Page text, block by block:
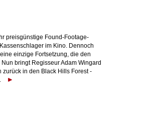
preisgünstige Found-Footage-
im Kino. Dennoch
einzige Fortsetzung, die den
bringt Regisseur Adam Wingard
in den Black Hills Forest -